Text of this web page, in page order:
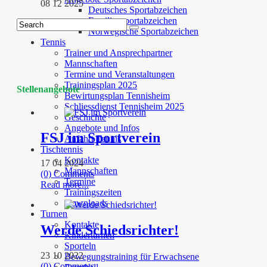
Deutsches Sportabzeichen
Familiensportabzeichen
Norwegische Sportabzeichen
Tennis
Trainer und Ansprechpartner
Mannschaften
Termine und Veranstaltungen
Trainingsplan 2025
Bewirtungsplan Tennisheim
Schliessdienst Tennisheim 2025
Geschichte
Angebote und Infos
Anfahrt Tennis
Tischtennis
Kontakte
Mannschaften
Termine
Trainingszeiten
Downloads
Turnen
Kontakte
Kinderturnen
Sporteln
Bewegungstraining für Erwachsene
08 12 2025
Stellenangebote
FSJ im Sportverein
17 04 2024
(0) Comments
Read more...
Werde Schiedsrichter!
23 10 2022